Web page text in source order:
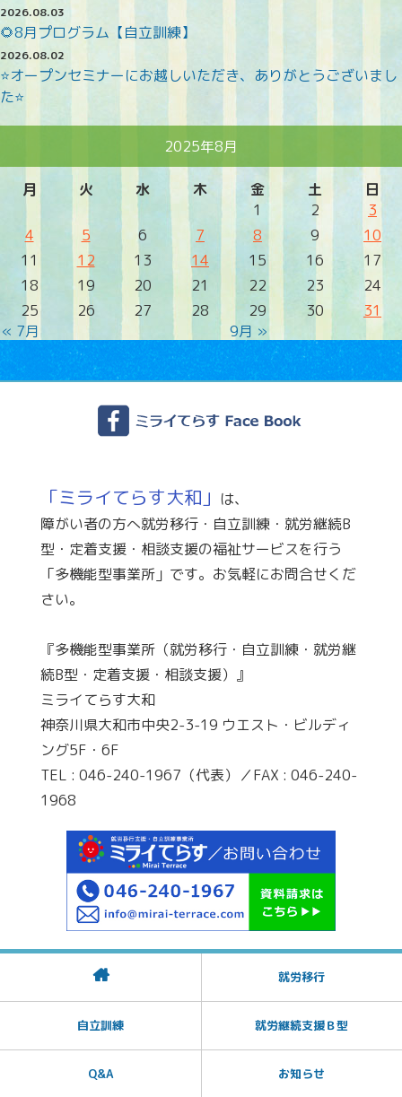
2026.08.03
🌻8月プログラム【自立訓練】
2026.08.02
⭐オープンセミナーにお越しいただき、ありがとうございまし
た⭐
2025年8月
月 火 水 木 金 土 日
« 7月 9月 »
1 2
3
4
5 6 7 8 9
10
11
12 13 14 15 16
17
18
19 20 21 22 23
24
25
26 27 28 29 30 31
「ミライてらす大和」 は、
障がい者の方へ就労移行・自立訓練・就労継続B
型・定着支援・相談支援の福祉サービスを行う
「多機能型事業所」です。お気軽にお問合せくだ
さい。
『多機能型事業所（就労移行・自立訓練・就労継
続B型・定着支援・相談支援）』
ミライてらす大和
神奈川県大和市中央2-3-19 ウエスト・ビルディ
ング5F・6F
TEL : 046-240-1967（代表）／FAX : 046-240-
1968
就労移行
自立訓練 就労継続支援Ｂ型
Q&A お知らせ